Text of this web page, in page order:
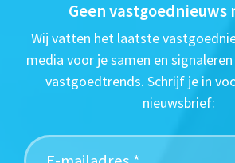
Geen vastgoednieuws
Wij vatten het laatste
media voor je samen en
vastgoedtrends. Schrijf je in
nieuwsbrief: